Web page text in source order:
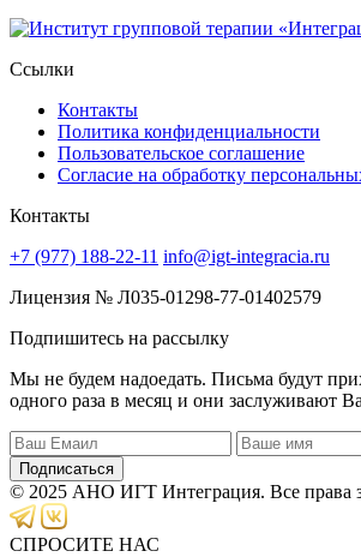
Ссылки
Контакты
Политика конфиденциальности
Пользовательское соглашение
Согласие на обработку
Контакты
+7 (977) 188-22-11 info@igt-integracia.ru
Лицензия № Л035-01298-77-01402579
Подпишитесь на рассылку
Мы не будем надоедать. Письма будут
одного раза в месяц и они заслуживают
Подписаться
© 2025 АНО ИГТ Интеграция. Все права
СПРОСИТЕ НАС